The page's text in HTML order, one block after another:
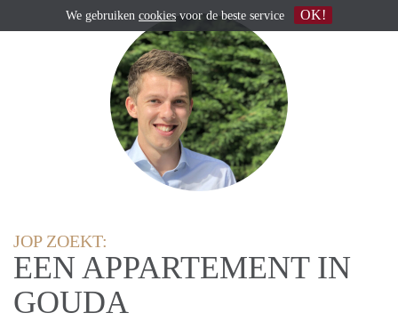
JOP ZOEKT:
EEN APPARTEMENT IN
GOUDA
We gebruiken cookies voor de beste service OK!